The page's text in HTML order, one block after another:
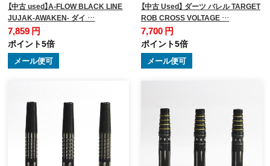
【中古 used】A-FLOW BLACK LINE
JUJAK-AWAKEN- ダイ …
7,859 円
ポイント5倍
メール便可
【中古 Used】 ダーツ バレル TARGET
ROB CROSS VOLTAGE …
7,700 円
ポイント5倍
メール便可